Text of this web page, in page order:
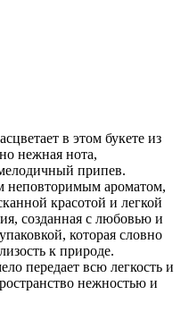
в этом букете из
нежная нота,
припев.
неповторимым ароматом,
красотой и легкой
созданная с любовью и
которая словно
к природе.
передает всю легкость и
нежностью и